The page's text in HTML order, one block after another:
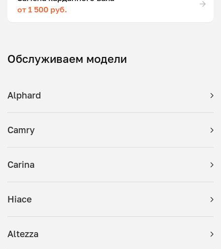
от 1 500 руб.
Обслуживаем модели
Alphard
Camry
Carina
Hiace
Altezza